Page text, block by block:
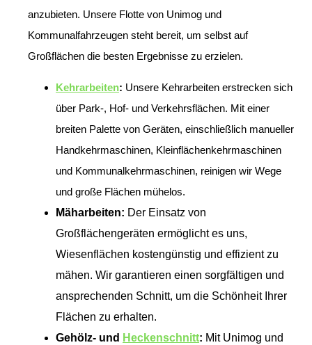
anzubieten. Unsere Flotte von Unimog und
Kommunalfahrzeugen steht bereit, um selbst auf
Großflächen die besten Ergebnisse zu erzielen.
Kehrarbeiten: Unsere Kehrarbeiten erstrecken sich
über Park-, Hof- und Verkehrsflächen. Mit einer
breiten Palette von Geräten, einschließlich manueller
Handkehrmaschinen, Kleinflächenkehrmaschinen
und Kommunalkehrmaschinen, reinigen wir Wege
und große Flächen mühelos.
Mäharbeiten: Der Einsatz von
Großflächengeräten ermöglicht es uns,
Wiesenflächen kostengünstig und effizient zu
mähen. Wir garantieren einen sorgfältigen und
ansprechenden Schnitt, um die Schönheit Ihrer
Flächen zu erhalten.
Gehölz- und Heckenschnitt: Mit Unimog und